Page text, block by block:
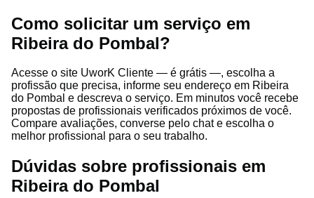
Como solicitar um serviço em
Ribeira do Pombal?
Acesse o site UworK Cliente — é grátis —, escolha a
profissão que precisa, informe seu endereço em Ribeira
do Pombal e descreva o serviço. Em minutos você recebe
propostas de profissionais verificados próximos de você.
Compare avaliações, converse pelo chat e escolha o
melhor profissional para o seu trabalho.
Dúvidas sobre profissionais em
Ribeira do Pombal